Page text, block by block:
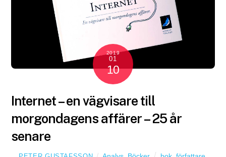
2019
01
10
Internet – en vägvisare till
morgondagens affärer – 25 år
senare